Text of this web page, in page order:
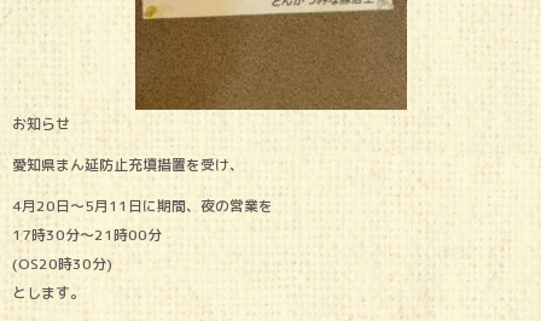
お知らせ
愛知県まん延防止充填措置を受け、
4月20日〜5月11日に期間、夜の営業を
17時30分〜21時00分
(OS20時30分)
とします。